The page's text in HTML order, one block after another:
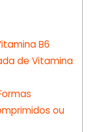
B6
de Vitamina
ou